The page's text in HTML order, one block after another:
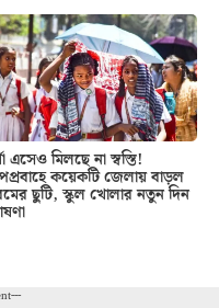
এসেও মিলছে না স্বস্তি!
কয়েকটি জেলায় বাড়ল
ছুটি, স্কুল খোলার নতুন দিন